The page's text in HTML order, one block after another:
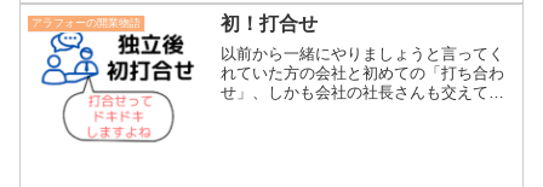
アラフォーの開業物語 初！打合せ
以前から一緒にやりましょうと言ってく
れていた方の会社と初めての「打ち合わ
せ」、しかも会社の社長さんも交えて。